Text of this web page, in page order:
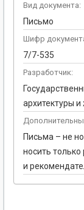
Вид документа:
Письмо
Шифр
7/7-535
Разработчик:
архитектуры
Письма – не
носить
и